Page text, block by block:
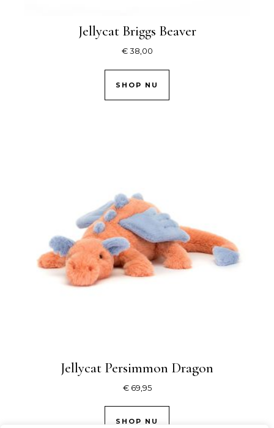
Jellycat Briggs Beaver
€38,00
SHOP NU
Jellycat Persimmon Dragon
€69,95
SHOP NU